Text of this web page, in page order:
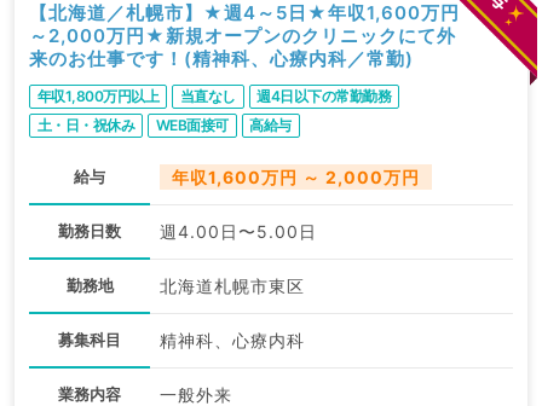
【北海道／札幌市】★週4～5日★年収1,600万円
～2,000万円★新規オープンのクリニックにて外
来のお仕事です！(精神科、心療内科／常勤)
年収1,800万円以上 当直なし
週4日以下の常勤勤務
土・日・祝休み
WEB面接可 高給与
給与 年収1,600万円 ～ 2,000万円
勤務日数 週4.00日〜5.00日
勤務地 北海道札幌市東区
募集科目 精神科、心療内科
業務内容 一般外来